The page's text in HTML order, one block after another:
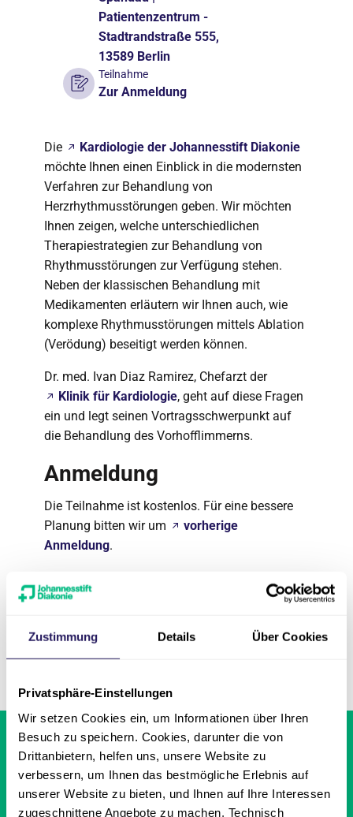
Zustimmung Details Über Cookies
Privatsphäre-Einstellungen
Wir setzen Cookies ein, um Informationen über Ihren
Besuch zu speichern. Cookies, darunter die von
Drittanbietern, helfen uns, unsere Website zu
verbessern, um Ihnen das bestmögliche Erlebnis auf
unserer Website zu bieten, und Ihnen auf Ihre Interessen
zugeschnittene Angebote zu machen. Technisch
Patientenzentrum -
Stadtrandstraße 555,
13589 Berlin
Teilnahme
Zur Anmeldung
Die
Kardiologie der Johannesstift Diakonie
möchte Ihnen einen Einblick in die modernsten
Verfahren zur Behandlung von
Herzrhythmusstörungen geben. Wir möchten
Ihnen zeigen, welche unterschiedlichen
Therapiestrategien zur Behandlung von
Rhythmusstörungen zur Verfügung stehen.
Neben der klassischen Behandlung mit
Medikamenten erläutern wir Ihnen auch, wie
komplexe Rhythmusstörungen mittels Ablation
(Verödung) beseitigt werden können.
Dr. med. Ivan Diaz Ramirez, Chefarzt der
Klinik für Kardiologie, geht auf diese Fragen
ein und legt seinen Vortragsschwerpunkt auf
die Behandlung des Vorhofflimmerns.
Anmeldung
Die Teilnahme ist kostenlos. Für eine bessere
Planung bitten wir um
vorherige
Anmeldung.
Einrichtungen &
Leistungen finden
Aktuelle
Stellenangebote